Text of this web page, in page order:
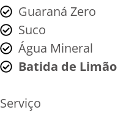
Guaraná Zero
Suco
Água Mineral
Batida de Limão
Serviço